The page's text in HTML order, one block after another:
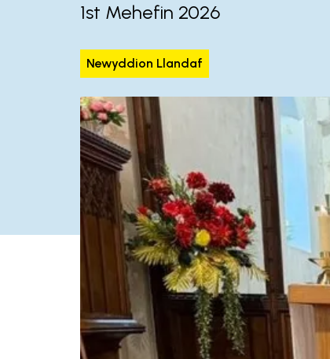
1st Mehefin 2026
Newyddion Llandaf